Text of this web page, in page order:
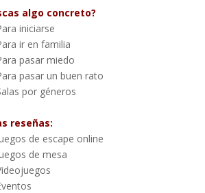
algo concreto?
iniciarse
ir en familia
pasar miedo
pasar un buen rato
por géneros
reseñas:
de escape online
de mesa